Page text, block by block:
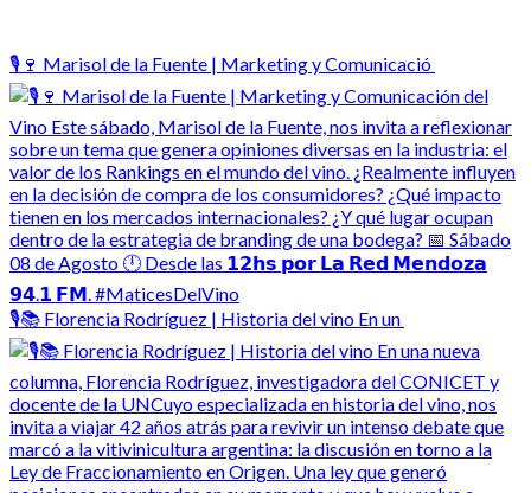
🎙️🍷 Marisol de la Fuente | Marketing y Comunicació
🎙️📚 Florencia Rodríguez | Historia del vino En un